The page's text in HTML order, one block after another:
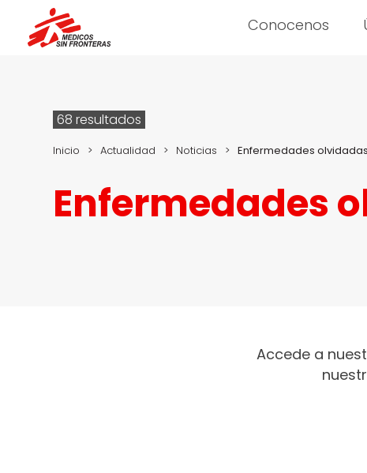
Conocenos
68 resultados
Inicio > Actualidad > Noticias > Enfermedades olvidadas
Enfermedades
Accede a